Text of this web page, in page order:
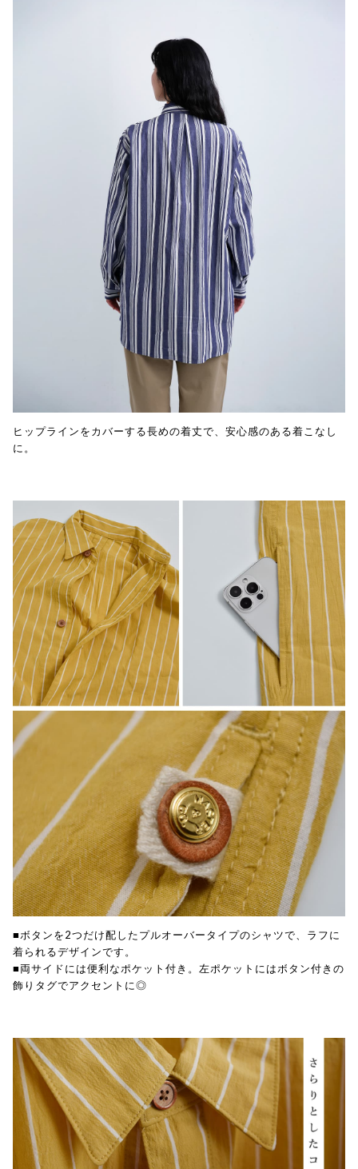
ヒップラインをカバーする長めの着丈で、安心感のある着こなし
に。
■ボタンを2つだけ配したプルオーバータイプのシャツで、ラフに
着られるデザインです。
■両サイドには便利なポケット付き。左ポケットにはボタン付きの
飾りタグでアクセントに◎